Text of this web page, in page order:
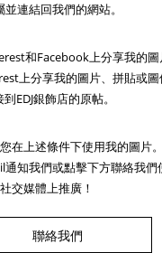
連結回我們的網站。
和Facebook上分享我的
上分享我的圖片、拼貼或
EDJ銀飾店的原帖。
在上述條件下使用我的圖片
通知我們或點擊下方聯絡我們
交媒體上推廣！
聯絡我們